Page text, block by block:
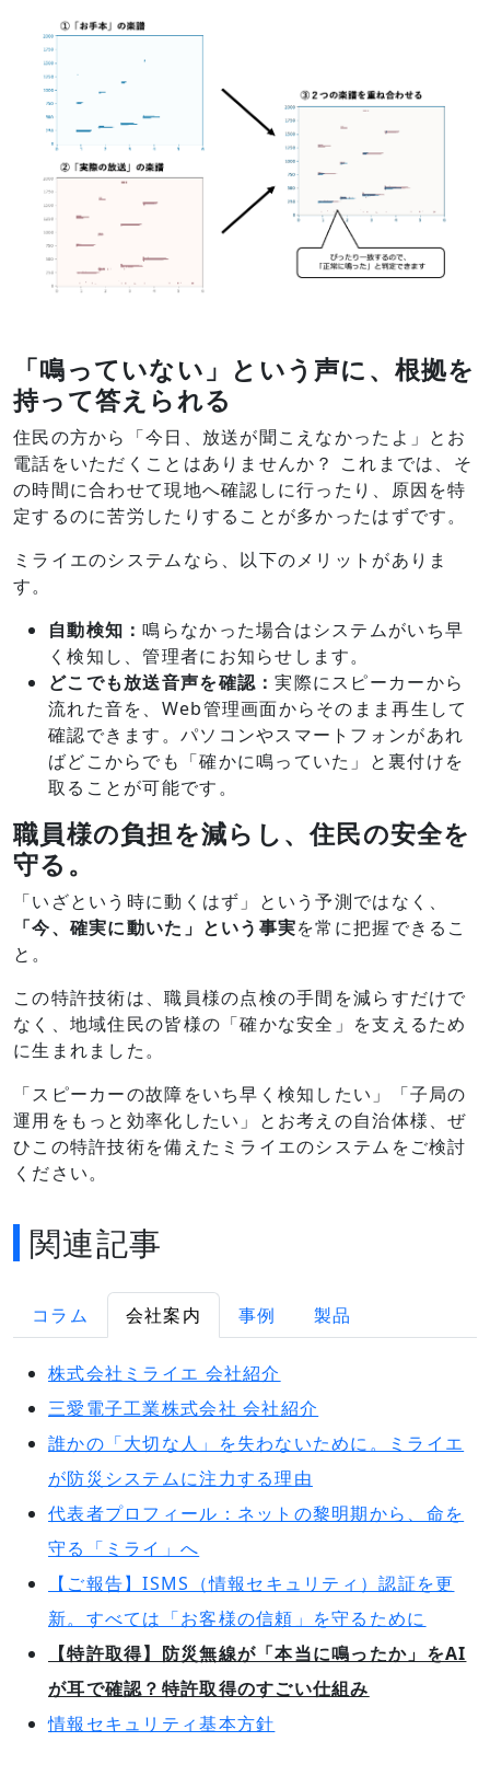
「鳴っていない」という声に、根拠を
持って答えられる
住民の方から「今日、放送が聞こえなかったよ」とお
電話をいただくことはありませんか？ これまでは、そ
の時間に合わせて現地へ確認しに行ったり、原因を特
定するのに苦労したりすることが多かったはずです。
ミライエのシステムなら、以下のメリットがありま
す。
自動検知：鳴らなかった場合はシステムがいち早
く検知し、管理者にお知らせします。
どこでも放送音声を確認：実際にスピーカーから
流れた音を、Web管理画面からそのまま再生して
確認できます。パソコンやスマートフォンがあれ
ばどこからでも「確かに鳴っていた」と裏付けを
取ることが可能です。
職員様の負担を減らし、住民の安全を
守る。
「いざという時に動くはず」という予測ではなく、
「今、確実に動いた」という事実を常に把握できるこ
と。
この特許技術は、職員様の点検の手間を減らすだけで
なく、地域住民の皆様の「確かな安全」を支えるため
に生まれました。
「スピーカーの故障をいち早く検知したい」
「子局の
運用をもっと効率化したい」とお考えの自治体様、ぜ
ひこの特許技術を備えたミライエのシステムをご検討
ください。
関連記事
コラム 会社案内 事例 製品
株式会社ミライエ 会社紹介
三愛電子工業株式会社 会社紹介
誰かの「大切な人」を失わないために。ミライエ
が防災システムに注力する理由
代表者プロフィール：ネットの黎明期から、命を
守る「ミライ」へ
【ご報告】ISMS（情報セキュリティ）認証を更
新。すべては「お客様の信頼」を守るために
【特許取得】防災無線が「本当に鳴ったか」をAI
が耳で確認？特許取得のすごい仕組み
情報セキュリティ基本方針